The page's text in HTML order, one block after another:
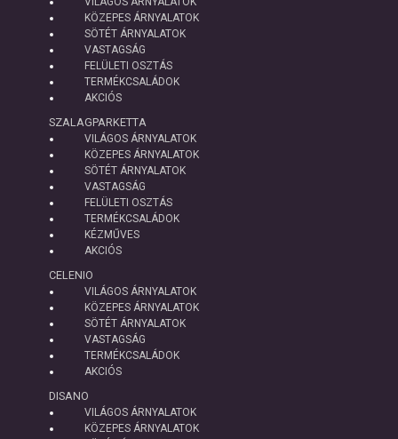
KÖZEPES ÁRNYALATOK
SÖTÉT ÁRNYALATOK
VASTAGSÁG
FELÜLETI OSZTÁS
TERMÉKCSALÁDOK
AKCIÓS
SZALAGPARKETTA
VILÁGOS ÁRNYALATOK
KÖZEPES ÁRNYALATOK
SÖTÉT ÁRNYALATOK
VASTAGSÁG
FELÜLETI OSZTÁS
TERMÉKCSALÁDOK
KÉZMŰVES
AKCIÓS
CELENIO
VILÁGOS ÁRNYALATOK
KÖZEPES ÁRNYALATOK
SÖTÉT ÁRNYALATOK
VASTAGSÁG
TERMÉKCSALÁDOK
AKCIÓS
DISANO
VILÁGOS ÁRNYALATOK
KÖZEPES ÁRNYALATOK